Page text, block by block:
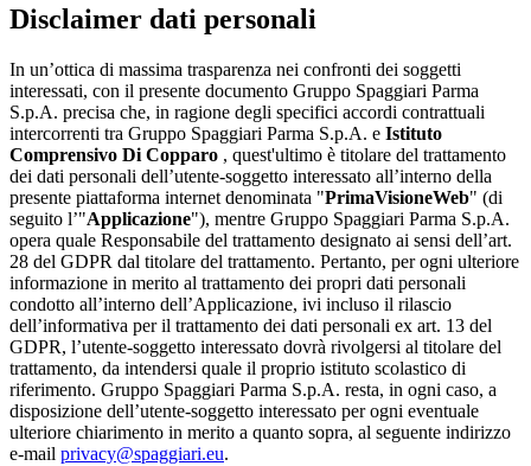
Disclaimer dati personali
In un’ottica di massima trasparenza nei confronti dei soggetti
interessati, con il presente documento Gruppo Spaggiari Parma
S.p.A. precisa che, in ragione degli specifici accordi contrattuali
intercorrenti tra Gruppo Spaggiari Parma S.p.A. e Istituto
Comprensivo Di Copparo , quest'ultimo è titolare del trattamento
dei dati personali dell’utente-soggetto interessato all’interno della
presente piattaforma internet denominata "PrimaVisioneWeb" (di
seguito l’"Applicazione"), mentre Gruppo Spaggiari Parma S.p.A.
opera quale Responsabile del trattamento designato ai sensi dell’art.
28 del GDPR dal titolare del trattamento. Pertanto, per ogni ulteriore
informazione in merito al trattamento dei propri dati personali
condotto all’interno dell’Applicazione, ivi incluso il rilascio
dell’informativa per il trattamento dei dati personali ex art. 13 del
GDPR, l’utente-soggetto interessato dovrà rivolgersi al titolare del
trattamento, da intendersi quale il proprio istituto scolastico di
riferimento. Gruppo Spaggiari Parma S.p.A. resta, in ogni caso, a
disposizione dell’utente-soggetto interessato per ogni eventuale
ulteriore chiarimento in merito a quanto sopra, al seguente indirizzo
e-mail privacy@spaggiari.eu.